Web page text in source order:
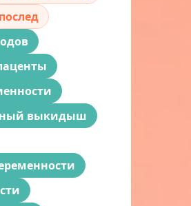
послед
выкидыш